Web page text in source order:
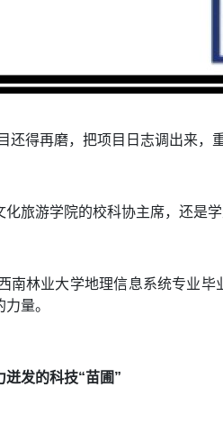
还得再磨，把项目日志调出来，
化旅游学院的校科协主席，还是
南林业大学地理信息系统专业
量。
迸发的科技“苗圃”